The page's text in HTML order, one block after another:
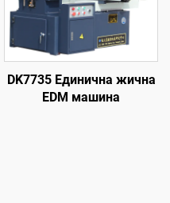
DK7735 Единична жична
EDM машина